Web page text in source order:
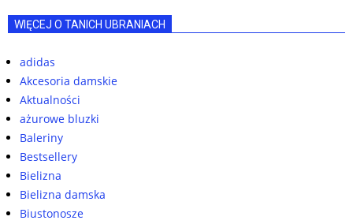
WIĘCEJ O TANICH UBRANIACH
adidas
Akcesoria damskie
Aktualności
ażurowe bluzki
Baleriny
Bestsellery
Bielizna
Bielizna damska
Biustonosze